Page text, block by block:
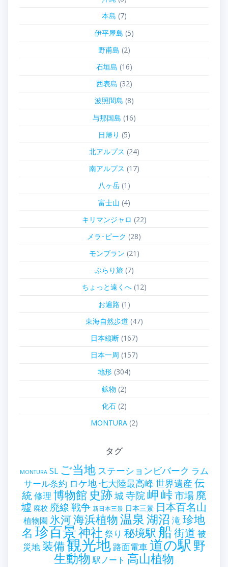
本島 (7)
伊平屋島 (5)
野甫島 (2)
石垣島 (16)
西表島 (32)
波照間島 (8)
与那国島 (16)
日帰り (5)
北アルプス (24)
南アルプス (17)
八ヶ岳(1)
富士山 (4)
キリマンジャロ (22)
メラ･ピーク (28)
モンブラン (21)
ぶらり旅(7)
ちょっと遠くへ(12)
お遍路 (1)
東海自然歩道 (47)
日本縦断(167)
日本一周 (157)
地形(304)
鉱物 (2)
化石(2)
MONTURA(2)
タグ
MONTURA SL ご当地 ステーションビバーク ラム
サール条約 ロケ地七大陸最高峰 世界遺産 伝
統修理 博物館 史跡城寺院岬峠市場 廃
墟 廃校 廃線戦争 新日本三景 日本三景 日本百名山
植物園 氷河海浜植物温泉湖沼 滝 珍地
名 珍百景神社 祭り 秘境駅 船街道 被
災地 装備観光地 路面電車道の駅 野
生動物 駅ノート 高山植物